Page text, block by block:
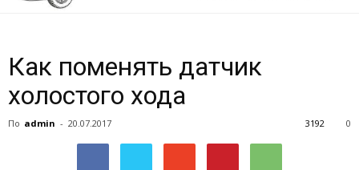
Как поменять датчик
холостого хода
По admin - 20.07.2017 0
3192